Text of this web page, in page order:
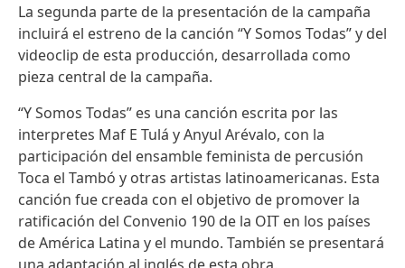
La segunda parte de la presentación de la campaña
incluirá el estreno de la canción “Y Somos Todas” y del
videoclip de esta producción, desarrollada como
pieza central de la campaña.
“Y Somos Todas” es una canción escrita por las
interpretes Maf E Tulá y Anyul Arévalo, con la
participación del ensamble feminista de percusión
Toca el Tambó y otras artistas latinoamericanas. Esta
canción fue creada con el objetivo de promover la
ratificación del Convenio 190 de la OIT en los países
de América Latina y el mundo. También se presentará